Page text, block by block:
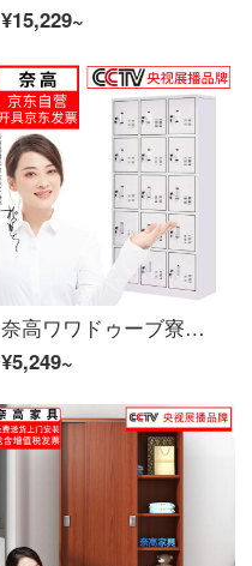
¥15,229~
奈高ワワドゥーブ寮の従業員がロッカーの下駄箱の食器棚に多くの戸棚を十五ドア収納しています。
¥5,249~